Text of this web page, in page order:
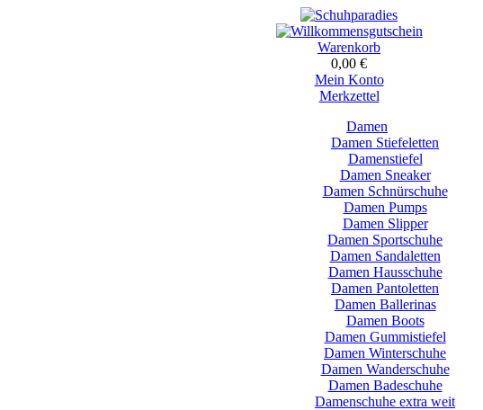
Warenkorb
0,00 €
Mein Konto
Merkzettel
Damen
Damen Stiefeletten
Damenstiefel
Damen Sneaker
Damen Schnürschuhe
Damen Pumps
Damen Slipper
Damen Sportschuhe
Damen Sandaletten
Damen Hausschuhe
Damen Pantoletten
Damen Ballerinas
Damen Boots
Damen Gummistiefel
Damen Winterschuhe
Damen Wanderschuhe
Damen Badeschuhe
Damenschuhe extra weit